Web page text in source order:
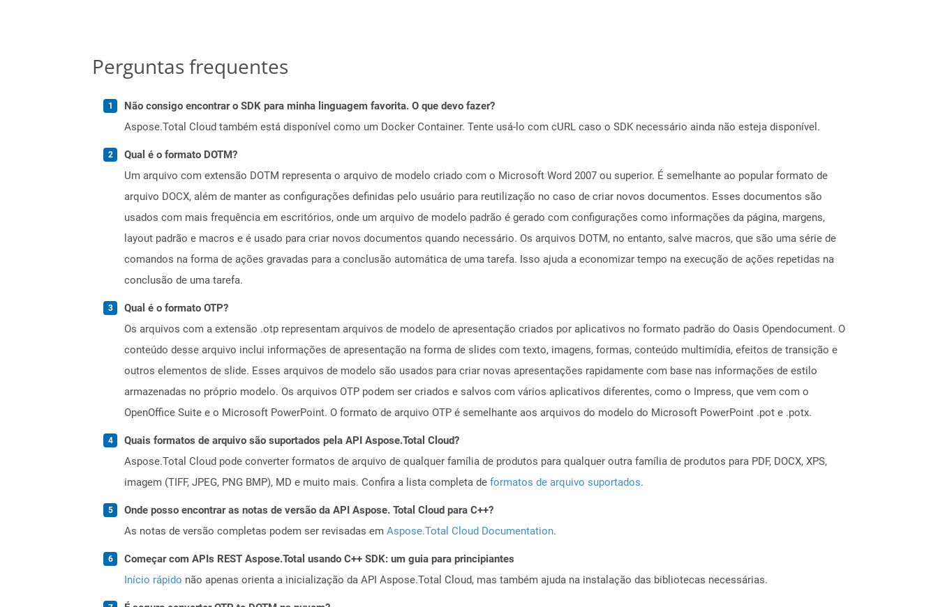
Perguntas frequentes
Não consigo encontrar o SDK para minha linguagem favorita. O que devo fazer?
Aspose.Total Cloud também está disponível como um Docker Container. Tente usá-lo com cURL caso o SDK necessário ainda não esteja disponível.
Qual é o formato DOTM?
Um arquivo com extensão DOTM representa o arquivo de modelo criado com o Microsoft Word 2007 ou superior. É semelhante ao popular formato de
arquivo DOCX, além de manter as configurações definidas pelo usuário para reutilização no caso de criar novos documentos. Esses documentos são
usados ​​com mais frequência em escritórios, onde um arquivo de modelo padrão é gerado com configurações como informações da página, margens,
layout padrão e macros e é usado para criar novos documentos quando necessário. Os arquivos DOTM, no entanto, salve macros, que são uma série de
comandos na forma de ações gravadas para a conclusão automática de uma tarefa. Isso ajuda a economizar tempo na execução de ações repetidas na
conclusão de uma tarefa.
Qual é o formato OTP?
Os arquivos com a extensão .otp representam arquivos de modelo de apresentação criados por aplicativos no formato padrão do Oasis Opendocument. O
conteúdo desse arquivo inclui informações de apresentação na forma de slides com texto, imagens, formas, conteúdo multimídia, efeitos de transição e
outros elementos de slide. Esses arquivos de modelo são usados ​​para criar novas apresentações rapidamente com base nas informações de estilo
armazenadas no próprio modelo. Os arquivos OTP podem ser criados e salvos com vários aplicativos diferentes, como o Impress, que vem com o
OpenOffice Suite e o Microsoft PowerPoint. O formato de arquivo OTP é semelhante aos arquivos do modelo do Microsoft PowerPoint .pot e .potx.
Quais formatos de arquivo são suportados pela API Aspose.Total Cloud?
Aspose.Total Cloud pode converter formatos de arquivo de qualquer família de produtos para qualquer outra família de produtos para PDF, DOCX, XPS,
imagem (TIFF, JPEG, PNG BMP), MD e muito mais. Confira a lista completa de formatos de arquivo suportados.
Onde posso encontrar as notas de versão da API Aspose. Total Cloud para C++?
As notas de versão completas podem ser revisadas em Aspose.Total Cloud Documentation.
Começar com APIs REST Aspose.Total usando C++ SDK: um guia para principiantes
Início rápido não apenas orienta a inicialização da API Aspose.Total Cloud, mas também ajuda na instalação das bibliotecas necessárias.